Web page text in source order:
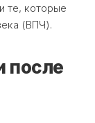
те, которые
(ВПЧ).
после